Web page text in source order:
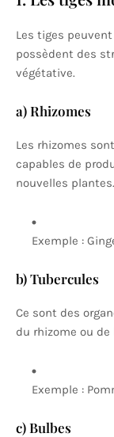
Les tiges
possèdent des
végétative.
a) Rhizomes
Les rhizomes
capables de
nouvelles plantes.
Exemple :
b) Tubercules
Ce sont des
du rhizome ou
Exemple :
c) Bulbes